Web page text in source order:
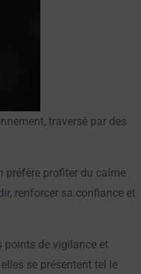
traversé par des
préfère profiter du calme
renforcer sa confiance et
points de vigilance et
se présentent tel le